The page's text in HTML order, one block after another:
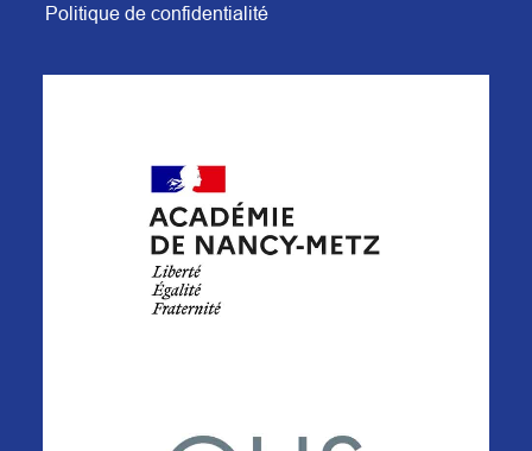
Politique de confidentialité